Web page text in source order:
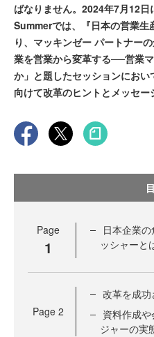
ばなりません。2024年7月12
Summerでは、『日本の営業生
り、マッキンゼー パートナー
業を営業から変革する──営業
か」と題したセッションにお
向けて改革のヒントとメッセー
Page
1
日本企業
ッシャーと
Page 2
改革を成功
資料作成
ジャーの実